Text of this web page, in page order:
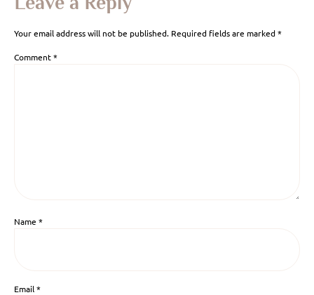
Your email address will not be published. Required fields are marked*
Comment*
Name *
Email*